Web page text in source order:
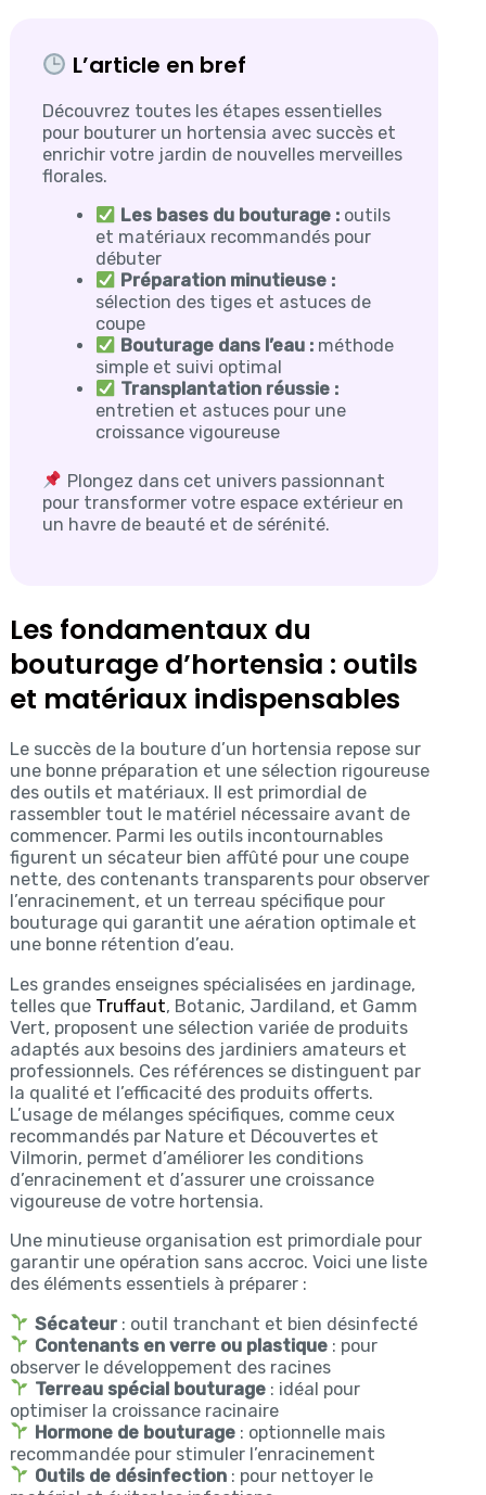
L’article en bref
Découvrez toutes les étapes essentielles
pour bouturer un hortensia avec succès et
enrichir votre jardin de nouvelles merveilles
florales.
Les bases du bouturage :outils
et matériaux recommandés pour
débuter
Préparation minutieuse :
sélection des tiges et astuces de
coupe
Bouturage dans l’eau :méthode
simple et suivi optimal
Transplantation réussie :
entretien et astuces pour une
croissance vigoureuse
Plongez dans cet univers passionnant
pour transformer votre espace extérieur en
un havre de beauté et de sérénité.
Les fondamentaux du
bouturage d’hortensia : outils
et matériaux indispensables
Le succès de la bouture d’un hortensia repose sur
une bonne préparation et une sélection rigoureuse
des outils et matériaux. Il est primordial de
rassembler tout le matériel nécessaire avant de
commencer. Parmi les outils incontournables
figurent un sécateur bien affûté pour une coupe
nette, des contenants transparents pour observer
l’enracinement, et un terreau spécifique pour
bouturage qui garantit une aération optimale et
une bonne rétention d’eau.
Les grandes enseignes spécialisées en jardinage,
telles que Truffaut, Botanic, Jardiland, et Gamm
Vert, proposent une sélection variée de produits
adaptés aux besoins des jardiniers amateurs et
professionnels. Ces références se distinguent par
la qualité et l’efficacité des produits offerts.
L’usage de mélanges spécifiques, comme ceux
recommandés par Nature et Découvertes et
Vilmorin, permet d’améliorer les conditions
d’enracinement et d’assurer une croissance
vigoureuse de votre hortensia.
Une minutieuse organisation est primordiale pour
garantir une opération sans accroc. Voici une liste
des éléments essentiels à préparer :
Sécateur: outil tranchant et bien désinfecté
Contenants en verre ou plastique: pour
observer le développement des racines
Terreau spécial bouturage: idéal pour
optimiser la croissance racinaire
Hormone de bouturage: optionnelle mais
recommandée pour stimuler l’enracinement
Outils de désinfection: pour nettoyer le